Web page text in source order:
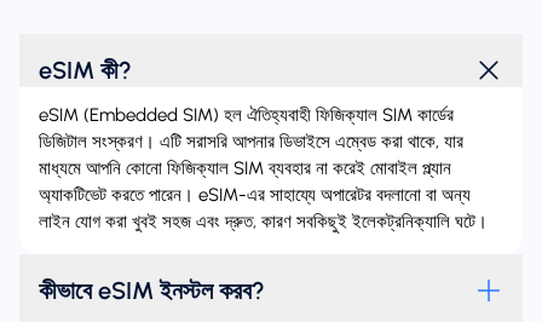
eSIM কী?
eSIM (Embedded SIM) হল ঐতিহ্যবাহী ফিজিক্যাল SIM কার্ডের
ডিজিটাল সংস্করণ। এটি সরাসরি আপনার ডিভাইসে এম্বেড করা থাকে, যার
মাধ্যমে আপনি কোনো ফিজিক্যাল SIM ব্যবহার না করেই মোবাইল প্ল্যান
অ্যাকটিভেট করতে পারেন। eSIM-এর সাহায্যে অপারেটর বদলানো বা অন্য
লাইন যোগ করা খুবই সহজ এবং দ্রুত, কারণ সবকিছুই ইলেকট্রনিক্যালি ঘটে।
কীভাবে eSIM ইনস্টল করব?